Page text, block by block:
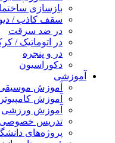
بازسازی
سقف کاذب /
در ضد سرقت
در اتوماتیک /
در و پنجره
دکوراسیون
آموزشی
آموزش
آموزش کامپیوتر
آموزش ورزشی
تدریس خصوصی
پروژه‌های